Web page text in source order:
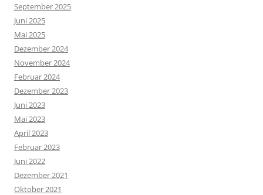
September 2025
Juni 2025
Mai 2025
Dezember 2024
November 2024
Februar 2024
Dezember 2023
Juni 2023
Mai 2023
April 2023
Februar 2023
Juni 2022
Dezember 2021
Oktober 2021